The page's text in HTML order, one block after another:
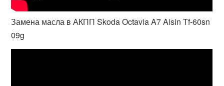
Замена масла в АКПП Skoda Octavia A7 Aisin Tf-60sn
09g